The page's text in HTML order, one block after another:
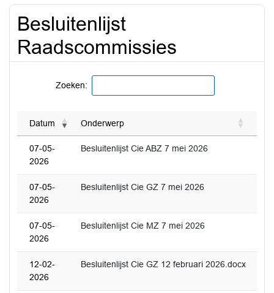
Besluitenlijst
Raadscommissies
Zoeken:
Datum Onderwerp
07-05-
2026
Besluitenlijst Cie ABZ 7 mei 2026
07-05-
2026
Besluitenlijst Cie GZ 7 mei 2026
07-05-
2026
Besluitenlijst Cie MZ 7 mei 2026
12-02-
2026
Besluitenlijst Cie GZ 12 februari 2026.docx